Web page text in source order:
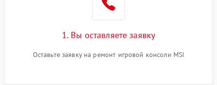
1. Вы оставляете заявку
Оставьте заявку на ремонт игровой консоли MSI